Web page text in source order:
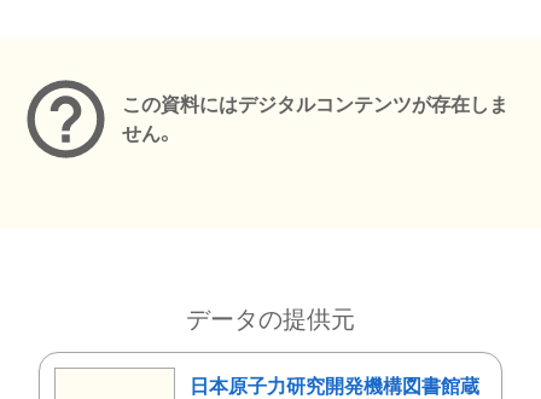
この資料にはデジタルコンテンツが存在しま
せん。
データの提供元
日本原子力研究開発機構図書館蔵